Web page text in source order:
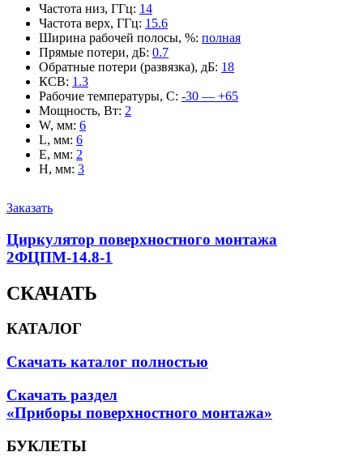
Частота низ, ГГц: 14
Частота верх, ГГц: 15.6
Ширина рабочей полосы, %: полная
Прямые потери, дБ: 0.7
Обратные потери (развязка), дБ: 18
КСВ: 1.3
Рабочие температуры, С: -30 — +65
Мощность, Вт: 2
W, мм: 6
L, мм: 6
E, мм: 2
H, мм: 3
Заказать
Циркулятор поверхностного монтажа
2ФЦПМ-14.8-1
СКАЧАТЬ
КАТАЛОГ
Скачать каталог полностью
Скачать раздел
«Приборы поверхностного монтажа»
БУКЛЕТЫ